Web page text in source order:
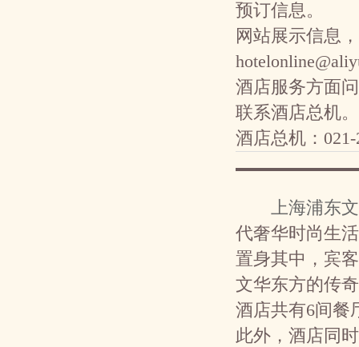
预订信息。
网站展示信息
酒店服务方面
联系酒店总机。
酒店总机：021-
上海浦东
代奢华时尚生
置身其中，宾
文华东方的传
酒店共有6间餐
此外，酒店同